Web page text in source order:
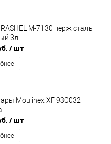
М-7130 нерж сталь
3л
/ шт
Moulinex XF 930032
/ шт